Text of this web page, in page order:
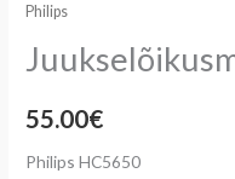
Philips
55.00€
Philips HC5650